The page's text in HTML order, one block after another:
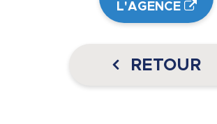
L'AGENCE
RETOUR